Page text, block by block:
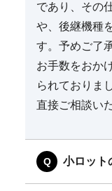
であり、その
や、後継機種
す。予めご了
お手数をおか
られておりま
直接ご相談い
小ロット